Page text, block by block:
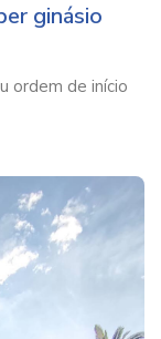
ginásio
ordem de início